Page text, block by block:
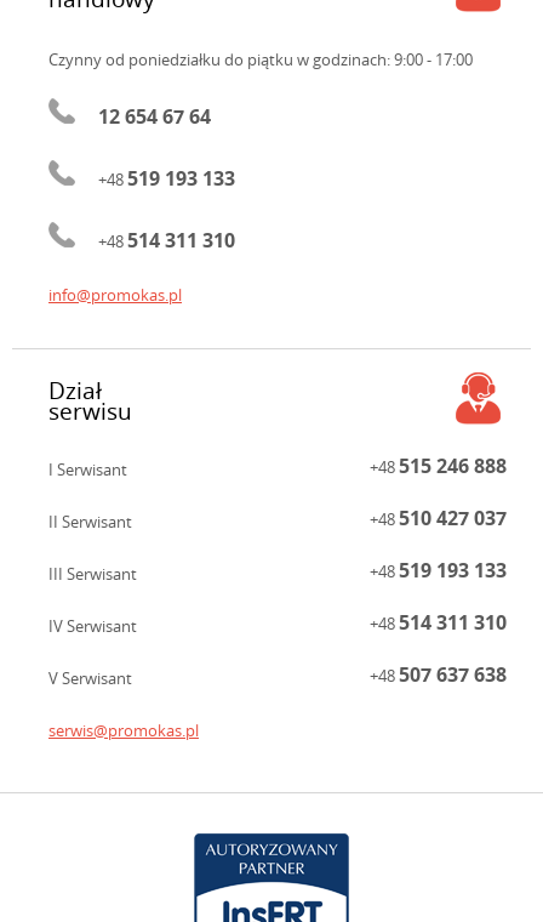
Czynny od poniedziałku do piątku w godzinach: 9:00 - 17:00
12 654 67 64
+48519 193 133
+48514 311 310
info@promokas.pl
Dział
serwisu
I Serwisant +48515 246 888
II Serwisant +48510 427 037
III Serwisant +48519 193 133
IV Serwisant +48514 311 310
V Serwisant +48507 637 638
serwis@promokas.pl